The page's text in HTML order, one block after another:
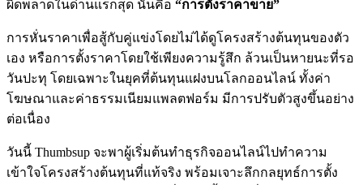
ผิดพลาดในด่านแรกสุด นั่นคือ “การตั้งราคาขาย”
การหั่นราคาเพื่อสู้กับคู่แข่งโดยไม่ได้ดูโครงสร้างต้นทุนของตัว
เอง หรือการตั้งราคาโดยใช้เพียงความรู้สึก ล้วนเป็นหายนะที่รอ
วันปะทุ โดยเฉพาะในยุคที่ต้นทุนแฝงบนโลกออนไลน์ ทั้งค่า
โฆษณาและค่าธรรมเนียมแพลตฟอร์ม มีการปรับตัวสูงขึ้นอย่าง
ต่อเนื่อง
วันนี้ Thumbsup จะพาผู้เริ่มต้นทำธุรกิจออนไลน์ไปทำความ
เข้าใจโครงสร้างต้นทุนที่แท้จริง พร้อมเจาะลึกกลยุทธ์การตั้ง